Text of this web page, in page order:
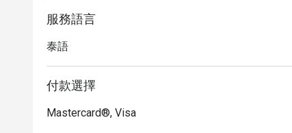
服務語言
泰語
付款選擇
Mastercard®, Visa